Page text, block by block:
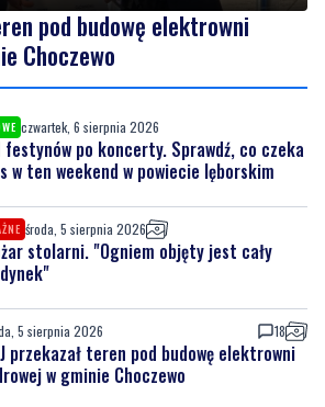
pod budowę elektrowni
Choczewo
czwartek, 6 sierpnia 2026
festynów po koncerty. Sprawdź, co czeka
w ten weekend w powiecie lęborskim
środa, 5 sierpnia 2026
stolarni. "Ogniem objęty jest cały
5 sierpnia 2026 18
przekazał teren pod budowę elektrowni
w gminie Choczewo